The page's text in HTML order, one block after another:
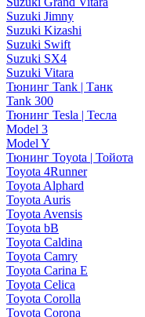
Suzuki Jimny
Suzuki Kizashi
Suzuki Swift
Suzuki SX4
Suzuki Vitara
Тюнинг Tank | Танк
Tank 300
Тюнинг Tesla | Тесла
Model 3
Model Y
Тюнинг Toyota | Тойота
Toyota 4Runner
Toyota Alphard
Toyota Auris
Toyota Avensis
Toyota bB
Toyota Caldina
Toyota Camry
Toyota Carina E
Toyota Celica
Toyota Corolla
Toyota Corona